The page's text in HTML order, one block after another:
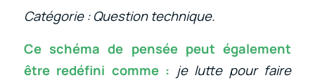
Catégorie : Question technique.
Ce schéma de pensée peut également
être redéfini comme : je lutte pour faire